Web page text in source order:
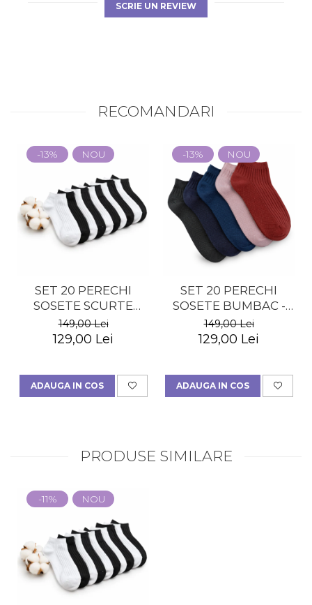
SCRIE UN REVIEW
RECOMANDARI
-13% NOU
SET 20 PERECHI
SOSETE SCURTE
BUMBAC - BARBATI
149,00 Lei
129,00 Lei
ADAUGA IN COS
-13% NOU
SET 20 PERECHI
SOSETE BUMBAC -
MULTICOLOR -
BARBATI
149,00 Lei
129,00 Lei
ADAUGA IN COS
PRODUSE SIMILARE
-11% NOU